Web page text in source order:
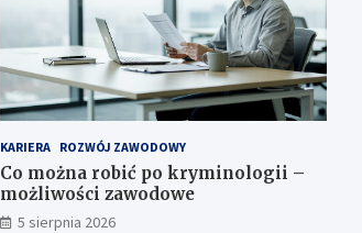
KARIERA ROZWÓJ ZAWODOWY
Co można robić po kryminologii –
możliwości zawodowe
5 sierpnia 2026